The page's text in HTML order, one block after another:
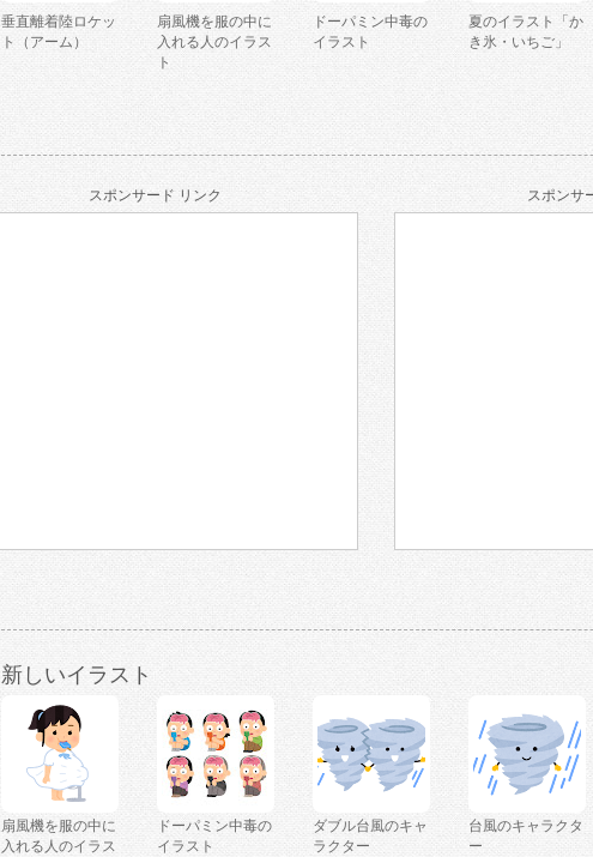
垂直離着陸ロケッ
ト（アーム）
扇風機を服の中に
入れる人のイラス
ト
ドーパミン中毒の
イラスト
夏のイラスト「か
き氷・いちご」
スポンサード リンク スポンサ
新しいイラスト
扇風機を服の中に
入れる人のイラス
ドーパミン中毒の
イラスト
ダブル台風のキャ
ラクター
台風のキャラクタ
ー